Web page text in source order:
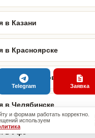
в Казани
в Красноярске
в Нижнем Новгороде
в Челябинске
в Уфе
и формам работать корректно.
используем
Telegram Заявка